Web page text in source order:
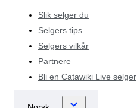
Slik selger du
Selgers tips
Selgers vilkår
Partnere
Bli en Catawiki Live selger